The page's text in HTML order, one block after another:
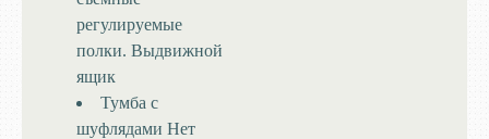
регулируемые
полки. Выдвижной
ящик
Тумба с
шуфлядами Нет